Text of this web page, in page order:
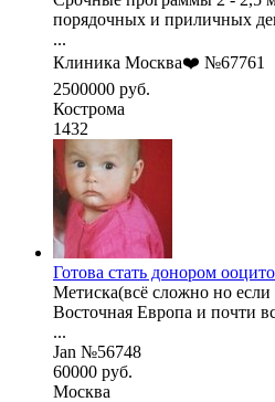
порядочных и приличных
...
Клиника Москва❤️ №67761
2500000 руб.
Кострома
1432
Готова стать донором
Метиска(всё сложно но если
Восточная Европа и почти
...
Jan №56748
60000 руб.
Москва